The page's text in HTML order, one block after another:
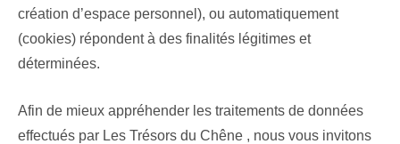
création d’espace personnel), ou automatiquement
(cookies) répondent à des finalités légitimes et
déterminées.
Afin de mieux appréhender les traitements de données
effectués par Les Trésors du Chêne , nous vous invitons